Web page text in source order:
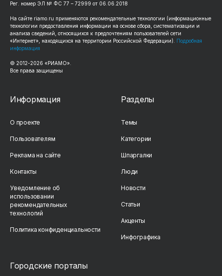
Рег. номер ЭЛ № ФС 77 – 72999 от 06.06.2018
На сайте riamo.ru применяются рекомендательные технологии (информационные
технологии предоставления информации на основе сбора, систематизации и
анализа сведений, относящихся к предпочтениям пользователей сети
«Интернет», находящихся на территории Российской Федерации). Подробная
информация
© 2012-2026 «РИАМО».
Все права защищены
Информация
О проекте
Пользователям
Реклама на сайте
Контакты
Уведомление об
использовании
рекомендательных
технологий
Политика конфиденциальности
Разделы
Темы
Категории
Шпаргалки
Люди
Новости
Статьи
Акценты
Инфографика
Городские порталы